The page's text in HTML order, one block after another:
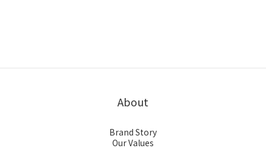
About
Brand Story
Our Values